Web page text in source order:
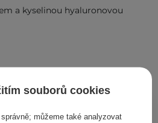
ks
a kyselinou hyaluronovou
souborů cookies
můžeme také analyzovat